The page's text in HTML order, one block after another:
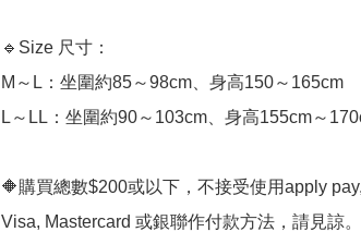
🔹Size 尺寸：
M～L：坐圍約85～98cm、身高150～165cm
L～LL：坐圍約90～103cm、身高155cm～
🔶購買總數$200或以下，不接受使用apply
Visa, Mastercard 或銀聯作付款方法，請見諒。